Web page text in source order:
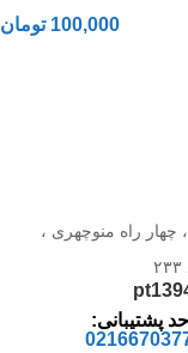
100,000 تومان
چهار راه منوچهری ،
پشتیبانی: